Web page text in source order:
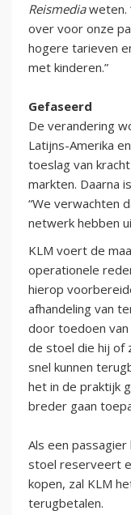
Reismediaweten.
over voor onze
hogere tarieven
met kinderen.”
Gefaseerd
De verandering
Latijns-Amerika
toeslag van
markten. Daarna
“We verwachten
netwerk hebben
KLM voert de
operationele
hierop
afhandeling van
door toedoen van
de stoel die hij of
snel kunnen
het in de praktijk
breder gaan
Als een
stoel reserveert
kopen, zal KLM
terugbetalen.